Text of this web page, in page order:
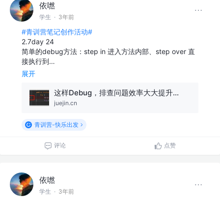
依嘫
学生 · 3年前
#青训营笔记创作活动#
2.7day 24
简单的debug方法：step in 进入方法内部、step over 直
接执行到…
展开
这样Debug，排查问题效率大大提升...
juejin.cn
青训营-快乐出发
评论 点赞
依嘫
学生 · 3年前